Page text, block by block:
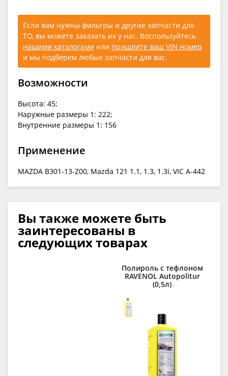
Если вам нужны фильтры и другие запчасти для
ТО, вы можете заказать их у нас. Воспользуйтесь
нашими каталогами или пришлите ваш VIN номер
и мы подберем любые запчасти для вас.
Возможности
Высота: 45;
Наружные размеры 1: 222;
Внутренние размеры 1: 156
Применение
MAZDA B301-13-Z00, Mazda 121 1.1, 1.3, 1.3i, VIC A-442
Вы также можете быть
заинтересованы в
следующих товарах
Полироль с тефлоном
RAVENOL Autopolitur
(0,5л)